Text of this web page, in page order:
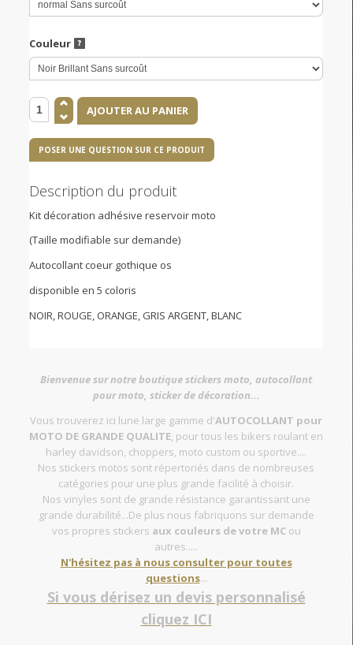
Couleur
POSER UNE QUESTION SUR CE PRODUIT
Description du produit
Kit décoration adhésive reservoir moto
(Taille modifiable sur demande)
Autocollant coeur gothique os
disponible en 5 coloris
NOIR, ROUGE, ORANGE, GRIS ARGENT, BLANC
Bienvenue sur notre boutique stickers moto, autocollant
pour moto, sticker de décoration...
Vous trouverez ici lune large gamme d'AUTOCOLLANT pour
MOTO DE GRANDE QUALITE, pour tous les bikers roulant en
harley davidson, choppers, moto custom ou sportive....
Nos stickers motos sont répertoriés dans de nombreuses
catégories pour une plus grande facilité à choisir.
Nos vinyles sont de grande résistance garantissant une
grande durabilité...De plus nous fabriquons sur demande
vos propres stickers aux couleurs de votre MCou
autres.....
N'hésitez pas à nous consulter pour toutes
questions...
Si vous dérisez un devis personnalisé
cliquez ICI